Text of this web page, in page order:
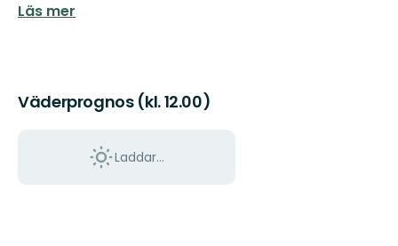
Läs mer
Väderprognos (kl. 12.00)
Laddar...